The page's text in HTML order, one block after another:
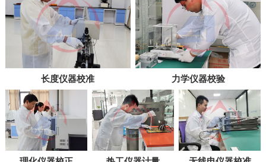
长度仪器校准 力学仪器校验